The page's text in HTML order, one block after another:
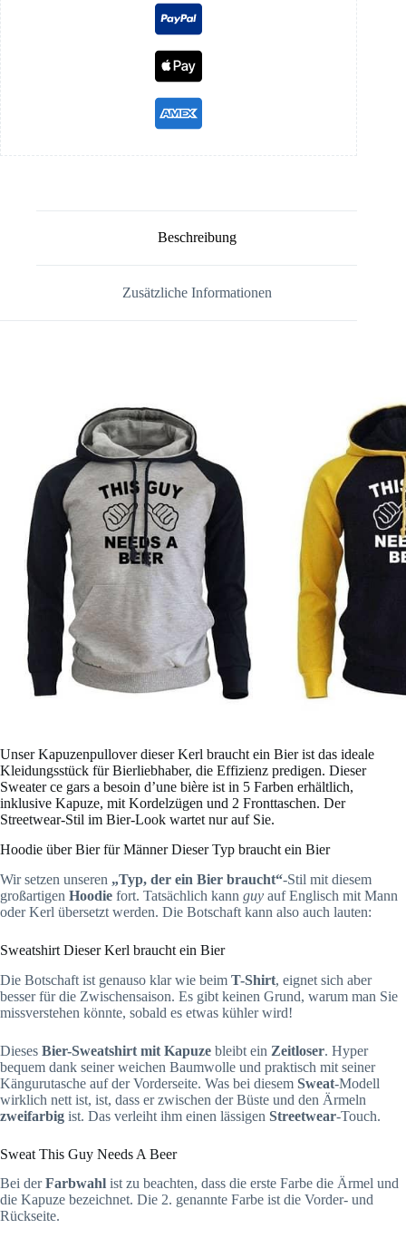
Beschreibung
Zusätzliche Informationen
Unser Kapuzenpullover dieser Kerl braucht ein Bier ist das ideale
Kleidungsstück für Bierliebhaber, die Effizienz predigen. Dieser
Sweater ce gars a besoin d’une bière ist in 5 Farben erhältlich,
inklusive Kapuze, mit Kordelzügen und 2 Fronttaschen. Der
Streetwear-Stil im Bier-Look wartet nur auf Sie.
Hoodie über Bier für Männer Dieser Typ braucht ein Bier
Wir setzen unseren „Typ, der ein Bier braucht“-Stil mit diesem
großartigen Hoodie fort. Tatsächlich kann guy auf Englisch mit Mann
oder Kerl übersetzt werden. Die Botschaft kann also auch lauten:
Sweatshirt Dieser Kerl braucht ein Bier
Die Botschaft ist genauso klar wie beim T-Shirt, eignet sich aber
besser für die Zwischensaison. Es gibt keinen Grund, warum man Sie
missverstehen könnte, sobald es etwas kühler wird!
Dieses Bier-Sweatshirt mit Kapuze bleibt ein Zeitloser. Hyper
bequem dank seiner weichen Baumwolle und praktisch mit seiner
Kängurutasche auf der Vorderseite. Was bei diesem Sweat-Modell
wirklich nett ist, ist, dass er zwischen der Büste und den Ärmeln
zweifarbig ist. Das verleiht ihm einen lässigen Streetwear-Touch.
Sweat This Guy Needs A Beer
Bei derFarbwahl ist zu beachten, dass die erste Farbe die Ärmel und
die Kapuze bezeichnet. Die 2. genannte Farbe ist die Vorder- und
Rückseite.